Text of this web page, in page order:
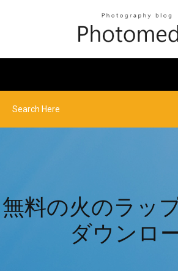
無料の火のラッ
ダウンロ